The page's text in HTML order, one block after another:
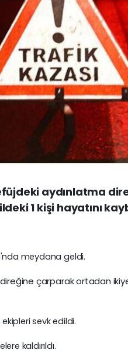
aydınlatma
1 kişi hayatını
meydana geldi.
çarparak ortadan
sevk edildi.
kaldırıldı.